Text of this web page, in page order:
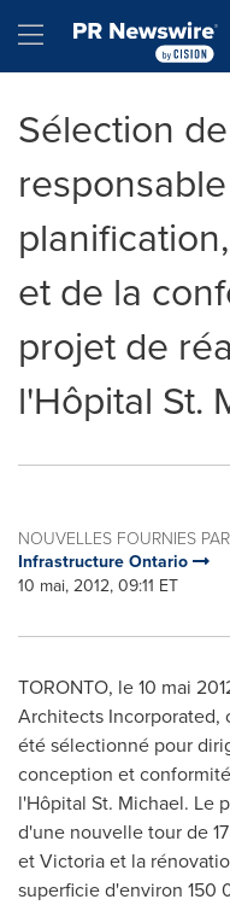
Hamburger menu
Sélection
et de la
projet de
l'Hôpital St.
NOUVELLES FOURNIES PAR
Infrastructure Ontario
10 mai, 2012, 09:11 ET
TORONTO, le 10 mai
Architects Incorporated,
été sélectionné pour
conception et
l'Hôpital St. Michael. Le
d'une nouvelle tour de
et Victoria et la
superficie d'environ 150